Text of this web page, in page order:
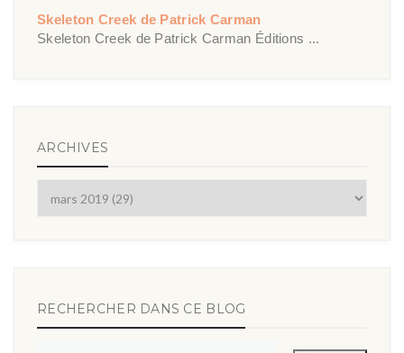
Skeleton Creek de Patrick Carman
Skeleton Creek de Patrick Carman Éditions ...
ARCHIVES
RECHERCHER DANS CE BLOG